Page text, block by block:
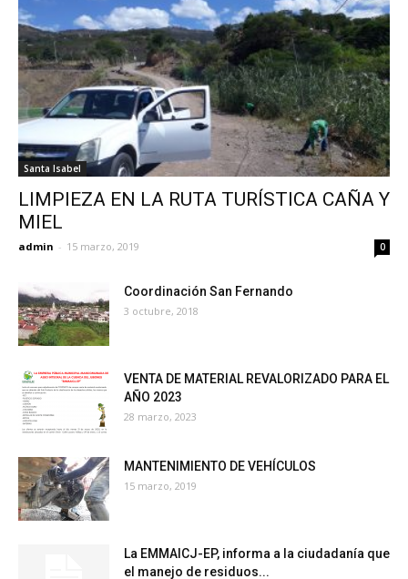
Santa Isabel
LIMPIEZA EN LA RUTA TURÍSTICA CAÑA Y
MIEL
admin - 15 marzo, 2019 0
Coordinación San Fernando
3 octubre, 2018
VENTA DE MATERIAL REVALORIZADO PARA EL
AÑO 2023
28 marzo, 2023
MANTENIMIENTO DE VEHÍCULOS
15 marzo, 2019
La EMMAICJ-EP, informa a la ciudadanía que
el manejo de residuos...